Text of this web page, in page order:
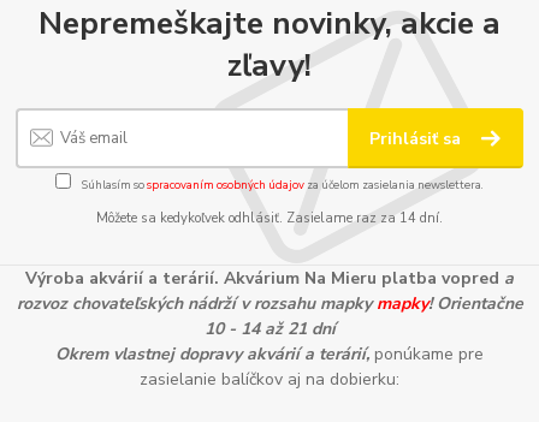
Nepremeškajte novinky, akcie a
zľavy!
Prihlásiť sa
Súhlasím sospracovaním osobných údajov za účelom zasielania newslettera.
Môžete sa kedykoľvek odhlásiť. Zasielame raz za 14 dní.
Výroba akvárií a terárií. Akvárium Na Mieru platba vopred a
rozvoz chovateľských nádrží v rozsahu mapkymapky! Orientačne
10 - 14 až 21 dní
Okrem vlastnej dopravy akvárií a terárií, ponúkame pre
zasielanie balíčkov aj na dobierku: